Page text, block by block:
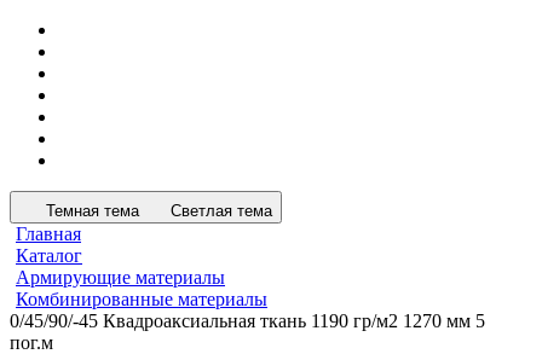
Темная тема Светлая тема
Главная
Каталог
Армирующие материалы
Комбинированные материалы
0/45/90/-45 Квадроаксиальная ткань 1190 гр/м2 1270 мм 5
пог.м